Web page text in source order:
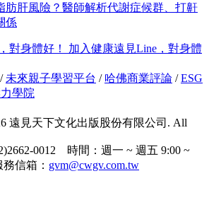
肪肝風險？醫師解析代謝症候群、打鼾
係
加入健康遠見Line，對身體
/ 未來親子學習平台 / 哈佛商業評論 /ESG
學院
遠見天下文化出版股份有限公司. All
0012 時間：週一 ~ 週五 9:00 ~
務信箱： gvm@cwgv.com.tw